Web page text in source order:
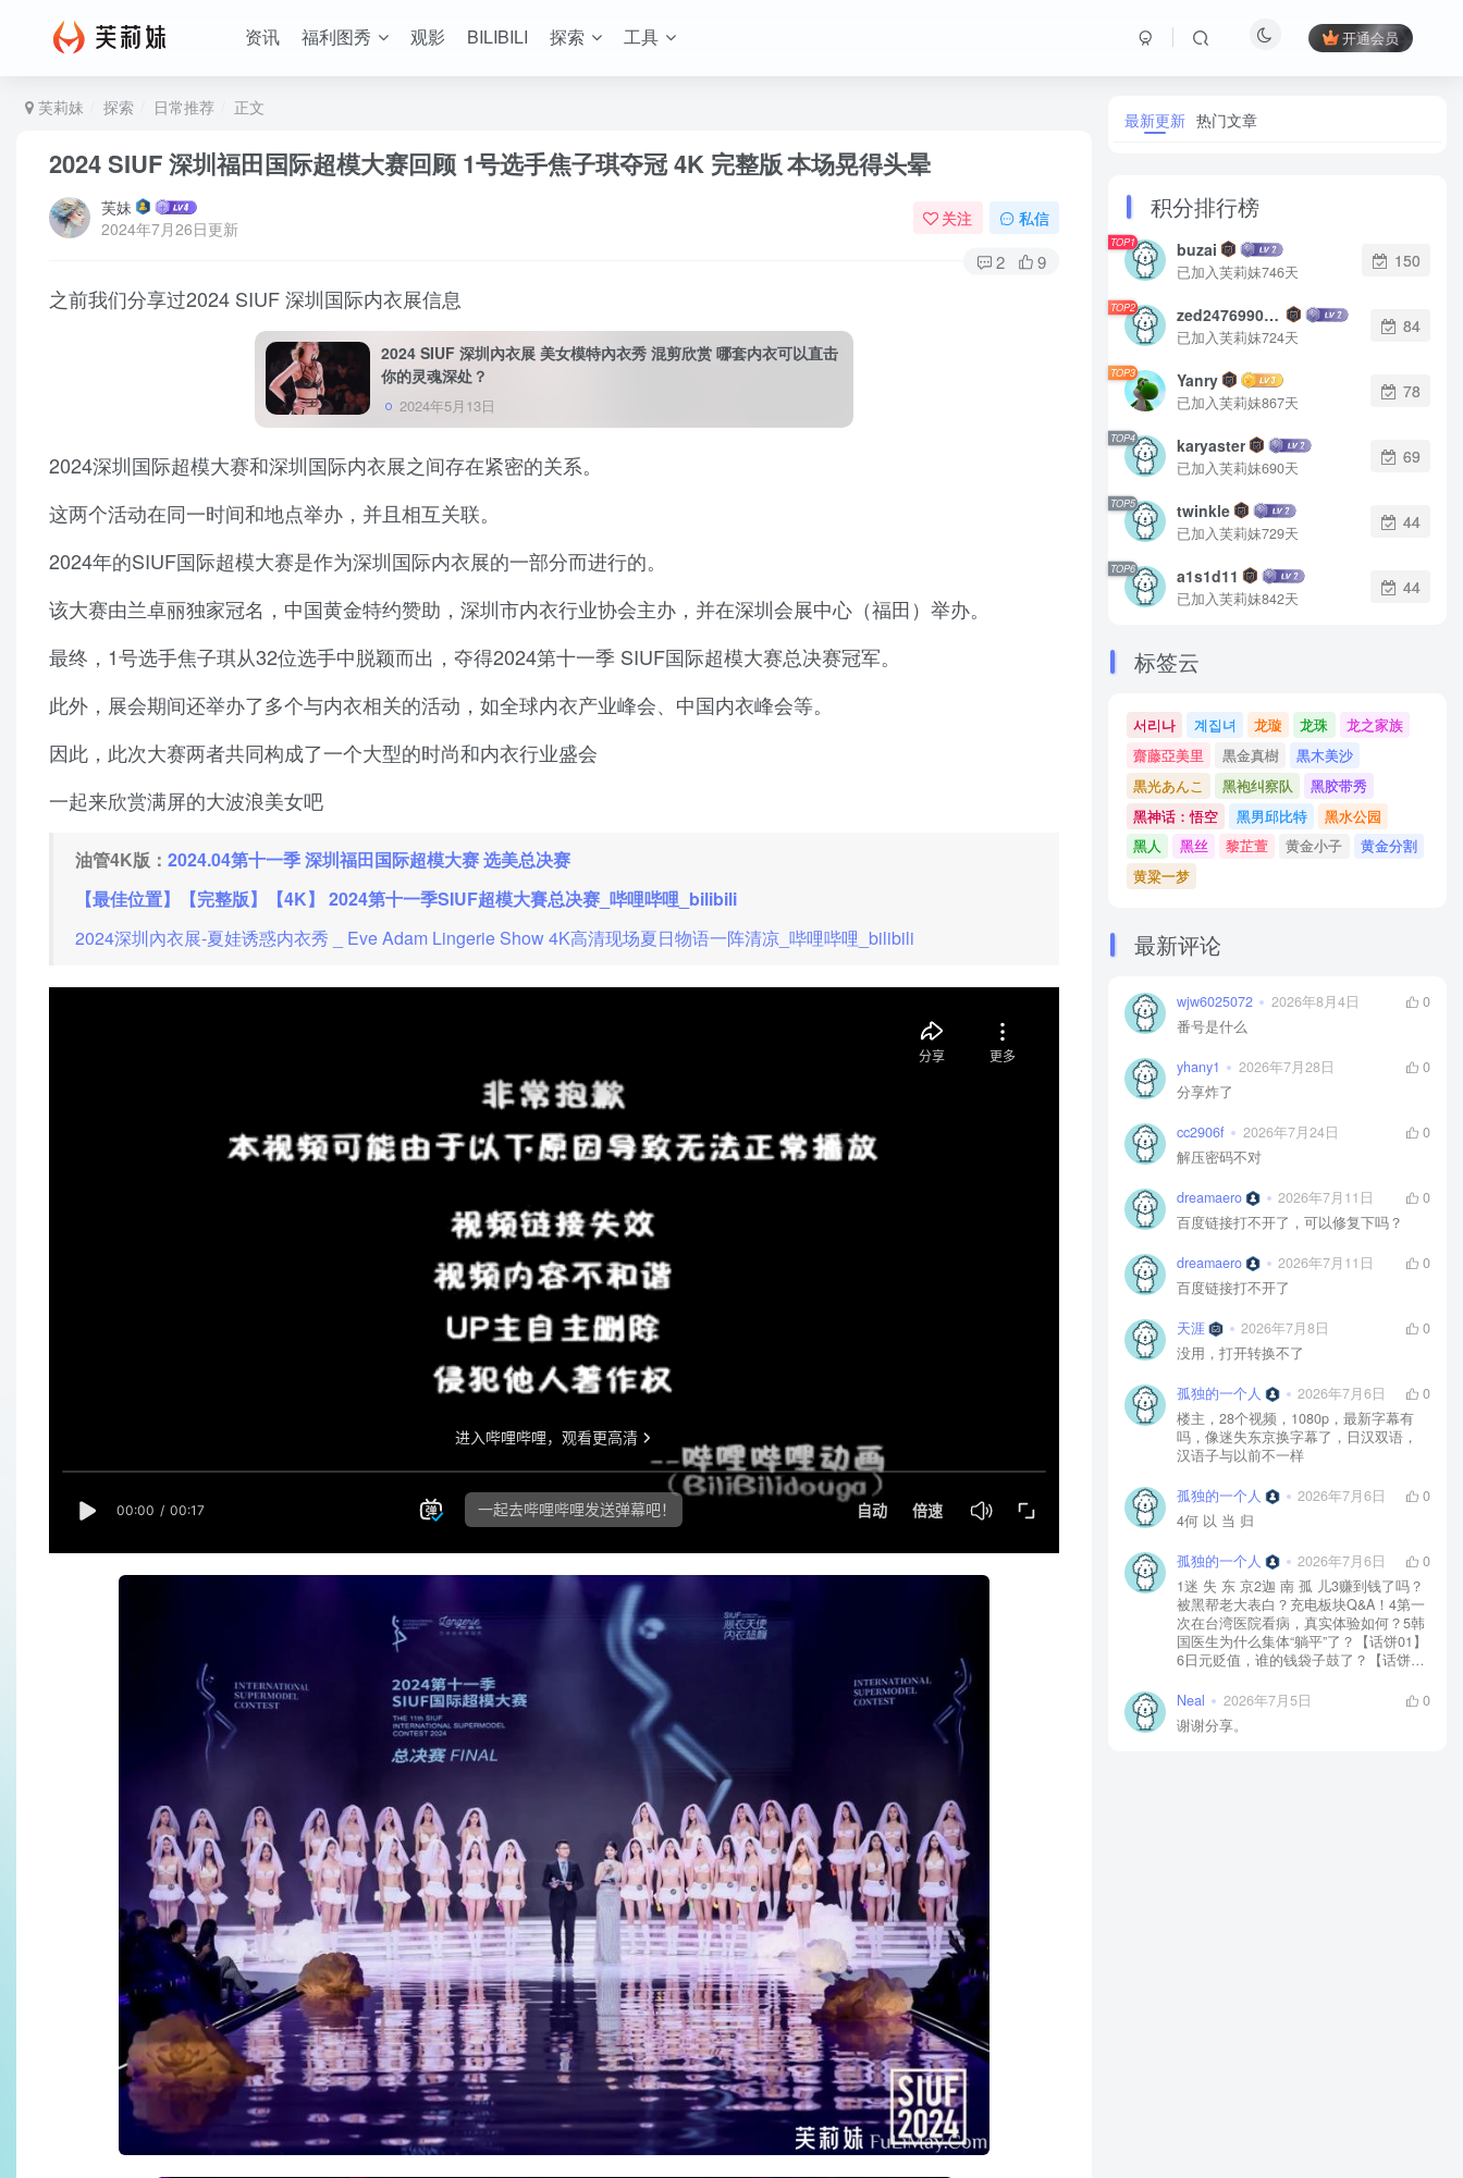
资讯 福利图秀 观影 BILIBILI 探索 工具 开通会员
芙莉妹 探索 日常推荐 正文
2024 SIUF 深圳福田国际超模大赛回顾 1号选手焦子琪夺冠 4K 完整版本场晃得头晕
芙妹
2024年7月26日更新
关注 私信
2 9
之前我们分享过2024 SIUF 深圳国际内衣展信息
2024 SIUF 深圳內衣展 美女模特內衣秀 混剪欣赏 哪套内衣可以直击
你的灵魂深处？
2024年5月13日
2024深圳国际超模大赛和深圳国际内衣展之间存在紧密的关系。
这两个活动在同一时间和地点举办，并且相互关联。
2024年的SIUF国际超模大赛是作为深圳国际内衣展的一部分而进行的。
该大赛由兰卓丽独家冠名，中国黄金特约赞助，深圳市内衣行业协会主办，并在深圳会展中心（福田）举办。
最终，1号选手焦子琪从32位选手中脱颖而出，夺得2024第十一季 SIUF国际超模大赛总决赛冠军。
此外，展会期间还举办了多个与内衣相关的活动，如全球内衣产业峰会、中国内衣峰会等。
因此，此次大赛两者共同构成了一个大型的时尚和内衣行业盛会
一起来欣赏满屏的大波浪美女吧
油管4K版： 2024.04第十一季 深圳福田国际超模大赛 选美总决赛
【最佳位置】【完整版】【4K】 2024第十一季SIUF超模大賽总决赛_哔哩哔哩_bilibili
2024深圳內衣展-夏娃诱惑内衣秀 _ Eve Adam Lingerie Show 4K高清现场夏日物语一阵清凉_哔哩哔哩_bilibili
最新更新 热门文章
积分排行榜
TOP1 buzai
已加入芙莉妹746天
150
TOP2 zed2476990542
已加入芙莉妹724天
84
TOP3 Yanry
已加入芙莉妹867天
78
TOP4 karyaster
已加入芙莉妹690天
69
TOP5 twinkle
已加入芙莉妹729天
44
TOP6 a1s1d11
已加入芙莉妹842天
44
标签云
서리나 계집녀 龙璇 龙珠
龙之家族
齋藤亞美里
黒金真樹
黒木美沙
黒光あんこ
黑袍纠察队
黑胶带秀
黑神话：悟空
黑男邱比特
黑水公园
黑人
黑丝 黎芷萱 黄金小子
黄金分割
黄粱一梦
最新评论
wjw6025072 2026年8月4日
0
番号是什么
yhany1 2026年7月28日
0
分享炸了
cc2906f 2026年7月24日
0
解压密码不对
dreamaero 2026年7月11日
0
百度链接打不开了，可以修复下吗？
dreamaero 2026年7月11日
0
百度链接打不开了
天涯 2026年7月8日
0
没用，打开转换不了
孤独的一个人 2026年7月6日
0
楼主，28个视频，1080p，最新字幕有
吗，像迷失东京换字幕了，日汉双语，
汉语子与以前不一样
孤独的一个人 2026年7月6日
0
4何 以 当 归
孤独的一个人 2026年7月6日
0
1迷 失 东 京2迦 南 孤 儿3赚到钱了吗？
被黑帮老大表白？充电板块Q&A！4第一
次在台湾医院看病，真实体验如何？5韩
国医生为什么集体“躺平”了？【话饼01】
6日元贬值，谁的钱袋子鼓了？【话饼
【下】9神 佑 之 地10不 愈 之 殇11你 好
美 国12独 自 等 待13中国人拍的阿根
廷，阿根廷人怎么看？【独自等待
Neal 2026年7月5日
0
谢谢分享。